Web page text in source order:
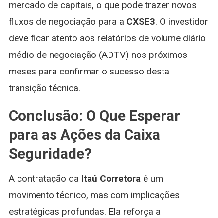
mercado de capitais, o que pode trazer novos
fluxos de negociação para a CXSE3. O investidor
deve ficar atento aos relatórios de volume diário
médio de negociação (ADTV) nos próximos
meses para confirmar o sucesso desta
transição técnica.
Conclusão: O Que Esperar
para as Ações da Caixa
Seguridade?
A contratação da Itaú Corretoraé um
movimento técnico, mas com implicações
estratégicas profundas. Ela reforça a